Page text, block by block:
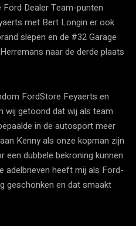
Dealer Team-punten
met Bert Longin er ook
slepen en de #32 Garage
naar de derde plaats
FordStore Feyaerts en
wij getoond dat wij als team
in de autosport meer
Kenny als onze kopman zijn
een dubbele bekroning kunnen
adelbrieven heeft mij als Ford-
geschonken en dat smaakt